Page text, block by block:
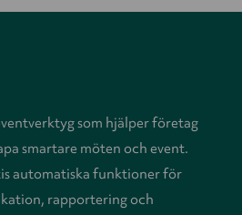
som hjälper företag
smartare möten och event.
automatiska funktioner för
rapportering och